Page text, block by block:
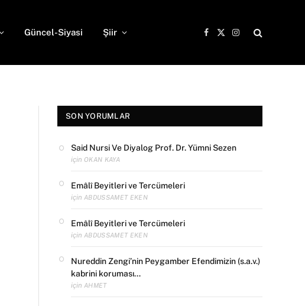
Güncel-Siyasi Şiir
Facebook
X
Instagram
SON YORUMLAR
Said Nursi Ve Diyalog Prof. Dr. Yümni Sezen
için OKAN KAYA
Emâlî Beyitleri ve Tercümeleri
için ABDUSSAMET EKEN
Emâlî Beyitleri ve Tercümeleri
için ABDUSSAMET EKEN
Nureddin Zengi’nin Peygamber Efendimizin (s.a.v.)
kabrini koruması…
için AHMET